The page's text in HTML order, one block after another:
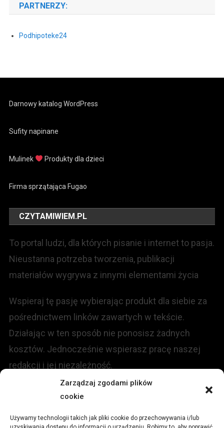
Zarządzaj zgodami plików
cookie
Używamy technologii takich jak pliki cookie do przechowywania i/lub
PARTNERZY:
Podhipoteke24
Darnowy katalog WordPress
Sufity napinane
Mulinek Produkty dla dzieci
Firma sprzątająca Fugao
CZYTAMIWIEM.PL
To portal ludzi, dla których pisanie i internet to pasja.
Nieustanna potrzeba tworzenia, publikacji
materiałów wygrywa z innymi elementami życia
Wspieraj tę pasję wybierając produkt dla siebie za
pośrednictwem linków zawartych w tekście.
Działając w ten sposób nie ponosisz żadnych
kosztów. Jednocześnie wspierasz pracę naszej
redakcji i jej niezależność.
Redakcja portalu: